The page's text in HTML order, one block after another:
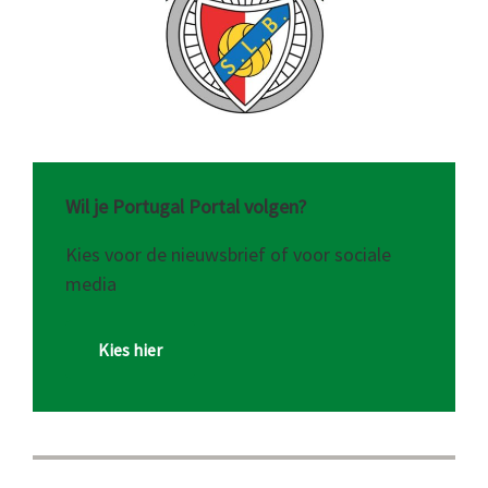
Wil je Portugal Portal volgen?
Kies voor de nieuwsbrief of voor sociale
media
Kies hier